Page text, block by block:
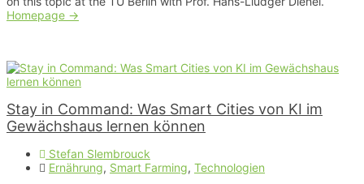
Homepage ->
Stay in Command: Was Smart Cities von KI im
Gewächshaus lernen können
Stefan Slembrouck
Ernährung, Smart Farming, Technologien